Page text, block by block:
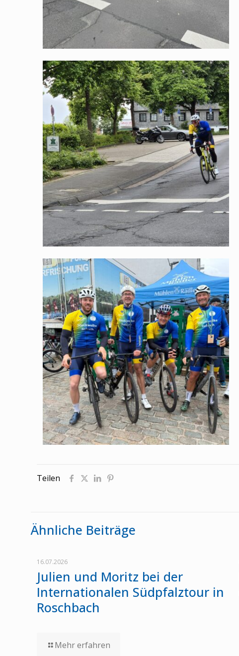
Teilen
Ähnliche Beiträge
16.07.2026
Julien und Moritz bei der
Internationalen Südpfalztour in
Roschbach
Mehr erfahren